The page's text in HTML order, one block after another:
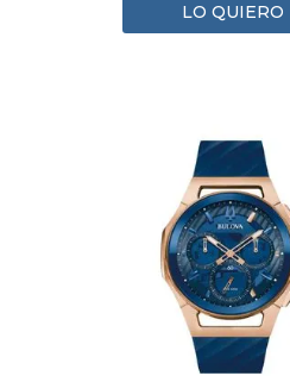
LO QUIERO